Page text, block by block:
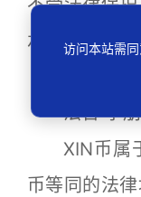
承担。
法官 李朋
XIN币属于
币等同的法
访问本站需